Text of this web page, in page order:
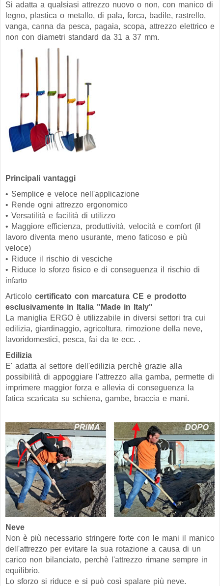
Si adatta a qualsiasi attrezzo nuovo o non, con manico di
legno, plastica o metallo, di pala, forca, badile, rastrello,
vanga, canna da pesca, pagaia, scopa, attrezzo elettrico e
non con diametri standard da 31 a 37 mm.
Principali vantaggi
• Semplice e veloce nell'applicazione
• Rende ogni attrezzo ergonomico
• Versatilità e facilità di utilizzo
• Maggiore efficienza, produttività, velocità e comfort (il
lavoro diventa meno usurante, meno faticoso e più
veloce)
• Riduce il rischio di vesciche
• Riduce lo sforzo fisico e di conseguenza il rischio di
infarto
Articolo certificato con marcatura CE e prodotto
esclusivamente in Italia "Made in Italy"
La maniglia ERGO è utilizzabile in diversi settori tra cui
edilizia, giardinaggio, agricoltura, rimozione della neve,
lavoridomestici, pesca, fai da te ecc. .
Edilizia
E' adatta al settore dell'edilizia perchè grazie alla
possibilità di appoggiare l'attrezzo alla gamba, permette di
imprimere maggior forza e allevia di conseguenza la
fatica scaricata su schiena, gambe, braccia e mani.
Neve
Non è più necessario stringere forte con le mani il manico
dell'attrezzo per evitare la sua rotazione a causa di un
carico non bilanciato, perchè l'attrezzo rimane sempre in
equilibrio.
Lo sforzo si riduce e si può così spalare più neve.